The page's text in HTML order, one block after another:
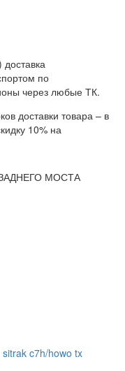
доставка
по
через любые ТК.
доставки товара – в
10% на
МОСТА
sitrak c7h/howo tx